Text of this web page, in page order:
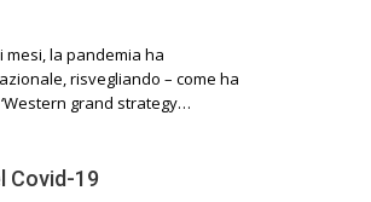
mesi, la pandemia ha
risvegliando – come ha
grand strategy…
Covid-19